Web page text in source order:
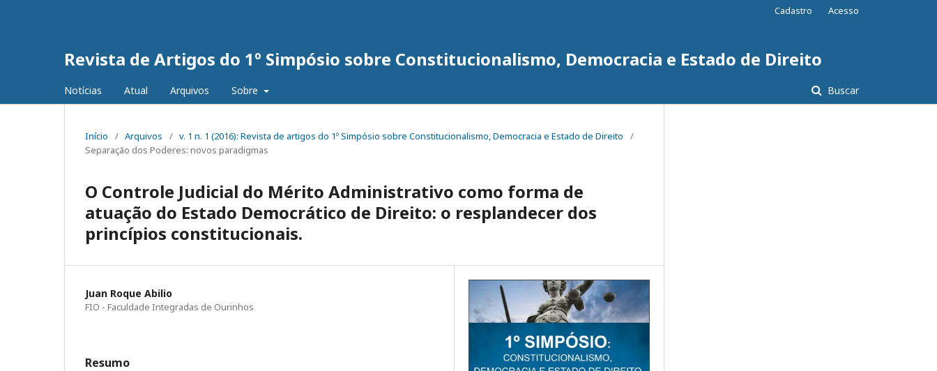
Revista de Artigos do 1º Simpósio sobre Constitucionalismo, Democracia e Estado de Direito
Notícias Atual Arquivos Sobre Buscar
Cadastro Acesso
Início / Arquivos / v. 1 n. 1 (2016): Revista de artigos do 1º Simpósio sobre Constitucionalismo, Democracia e Estado de Direito
/
Separação dos Poderes: novos paradigmas
O Controle Judicial do Mérito Administrativo como forma de
atuação do Estado Democrático de Direito: o resplandecer dos
princípios constitucionais.
Juan Roque Abilio
FIO - Faculdade Integradas de Ourinhos
Resumo